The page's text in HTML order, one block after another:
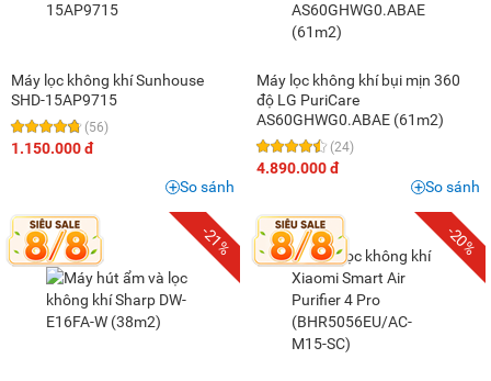
30 triệu - 40 triệu (4)
40 triệu - 50 triệu
50 triệu - 100 triệu
Máy lọc không khí Sunhouse
SHD-15AP9715
(56)
1.150.000 đ
So sánh
Máy lọc không khí bụi mịn 360
độ LG PuriCare
AS60GHWG0.ABAE (61m2)
(24)
4.890.000 đ
So sánh
-21% -20%